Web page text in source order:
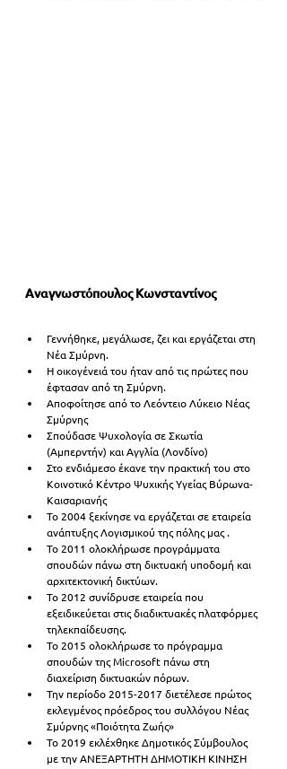
Αναγνωστόπουλος Κωνσταντίνος
Γεννήθηκε, μεγάλωσε, ζει και εργάζεται στη
Νέα Σμύρνη.
Η οικογένειά του ήταν από τις πρώτες που
έφτασαν από τη Σμύρνη.
Αποφοίτησε από το Λεόντειο Λύκειο Νέας
Σμύρνης
Σπούδασε Ψυχολογία σε Σκωτία
(Αμπερντήν) και Αγγλία (Λονδίνο)
Στο ενδιάμεσο έκανε την πρακτική του στο
Κοινοτικό Κέντρο Ψυχικής Υγείας Βύρωνα-
Καισαριανής
Το 2004 ξεκίνησε να εργάζεται σε εταιρεία
ανάπτυξης Λογισμικού της πόλης μας .
Το 2011 ολοκλήρωσε προγράμματα
σπουδών πάνω στη δικτυακή υποδομή και
αρχιτεκτονική δικτύων.
Το 2012 συνίδρυσε εταιρεία που
εξειδικεύεται στις διαδικτυακές πλατφόρμες
τηλεκπαίδευσης.
Το 2015 ολοκλήρωσε το πρόγραμμα
σπουδών της Microsoft πάνω στη
διαχείριση δικτυακών πόρων.
Την περίοδο 2015-2017 διετέλεσε πρώτος
εκλεγμένος πρόεδρος του συλλόγου Νέας
Σμύρνης «Ποιότητα Ζωής»
Το 2019 εκλέχθηκε Δημοτικός Σύμβουλος
με την ΑΝΕΞΑΡΤΗΤΗ ΔΗΜΟΤΙΚΗ ΚΙΝΗΣΗ